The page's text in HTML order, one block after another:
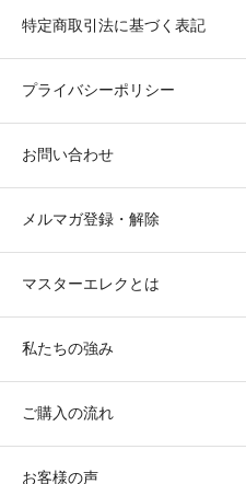
特定商取引法に基づく表記
プライバシーポリシー
お問い合わせ
メルマガ登録・解除
マスターエレクとは
私たちの強み
ご購入の流れ
お客様の声